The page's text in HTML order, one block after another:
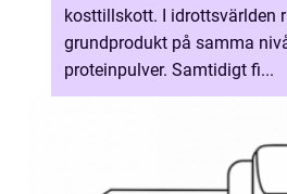
kosttillskott. I idrottsvärlden
grundprodukt på samma
proteinpulver. Samtidigt fi...